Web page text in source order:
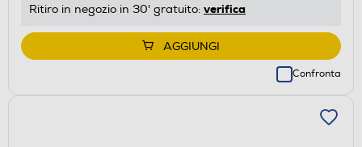
Ritiro in negozio in 30' gratuito: verifica
AGGIUNGI
Confronta